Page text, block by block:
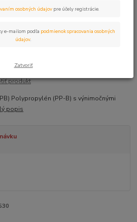
produkt
Polypropylén (PP-B) s výnimočnými
popis
osobných údajov pre účely registrácie.
e-mailom podľa podmienok spracovania osobných
údajov
Zatvoriť